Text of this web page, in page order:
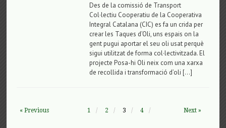
Des de la comissió de Transport
Col·lectiu Cooperatiu de la Cooperativa
Integral Catalana (CIC) es fa un crida per
crear les Taques d’Oli, uns espais on la
gent pugui aportar el seu oli usat perquè
sigui utilitzat de forma col·lectivitzada. El
projecte Posa-hi Oli neix com una xarxa
de recollida i transformació d’oli […]
« Previous 1 2 3 4 Next »